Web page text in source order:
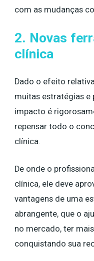
com as mudanças
2. Novas
clínica
Dado o efeito
muitas estratégias e
impacto é
repensar todo o
clínica.
De onde o
clínica, ele deve
vantagens de uma
abrangente, que o
no mercado, ter
conquistando sua